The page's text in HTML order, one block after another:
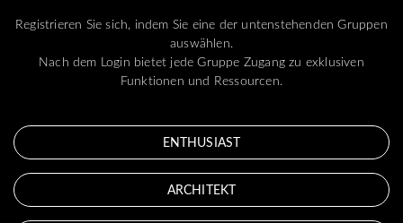
Registrieren Sie sich, indem Sie eine der untenstehenden Gruppen
auswählen.
Nach dem Login bietet jede Gruppe Zugang zu exklusiven
Funktionen und Ressourcen.
ENTHUSIAST
ARCHITEKT